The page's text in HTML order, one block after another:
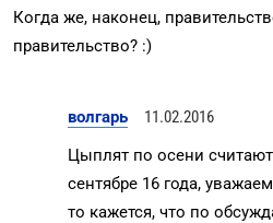
Когда же, наконец,
правительство? :)
волгарь
11.02.2016
Цыплят по осени
сентябре 16 года,
то кажется, что по